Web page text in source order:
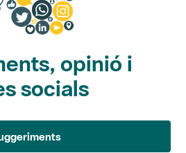
opinió i
socials